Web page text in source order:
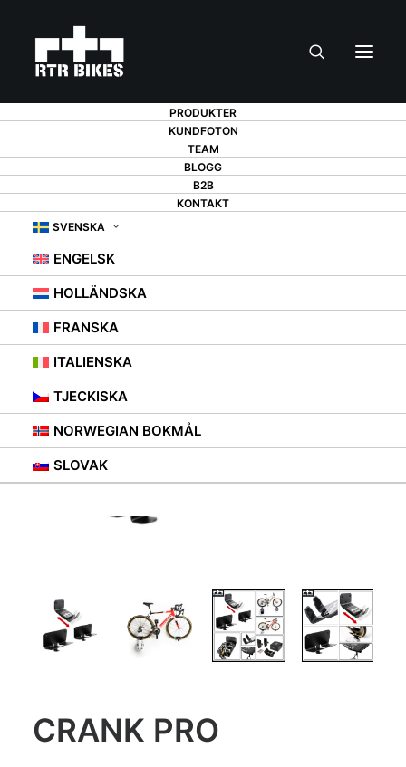
PRODUKTER
KUNDFOTON
TEAM
BLOGG
B2B
KONTAKT
SVENSKA
ENGELSK
HOLLÄNDSKA
FRANSKA
ITALIENSKA
TJECKISKA
NORWEGIAN BOKMÅL
SLOVAK
CRANK PRO